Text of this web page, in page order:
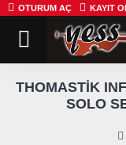
OTURUM AÇ KAYIT
THOMASTIK
SOLO